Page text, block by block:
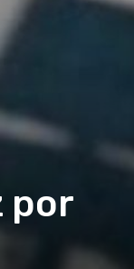
por